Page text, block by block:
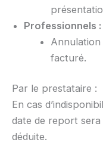
Professionnels :
facturé.
Par le prestataire :
En cas
date de report
déduite.